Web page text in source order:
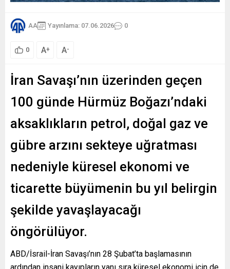
AA Yayınlama: 07.06.2026 0
0 A+ A-
İran Savaşı’nın üzerinden geçen
100 günde Hürmüz Boğazı’ndaki
aksaklıkların petrol, doğal gaz ve
gübre arzını sekteye uğratması
nedeniyle küresel ekonomi ve
ticarette büyümenin bu yıl belirgin
şekilde yavaşlayacağı
öngörülüyor.
ABD/İsrail-İran Savaşı’nın 28 Şubat’ta başlamasının
ardından insani kayıpların yanı sıra küresel ekonomi için de